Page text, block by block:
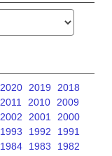
2020 2019
2018
2011 2010
2009
2002 2001
2000
1993 1992
1991
1984 1983
1982